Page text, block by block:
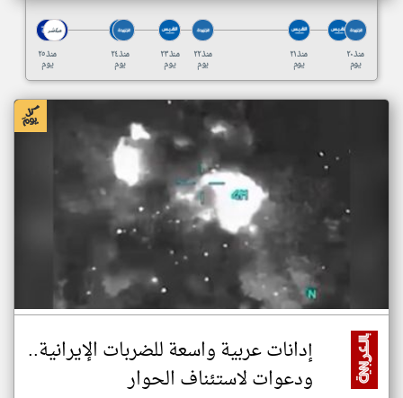
منذ ٢٥
يوم
منذ ٢٤
يوم
منذ ٢٣
يوم
منذ ٢٢
يوم
منذ ٢١
يوم
منذ ٢٠
يوم
إدانات عربية واسعة للضربات الإيرانية..
ودعوات لاستئناف الحوار